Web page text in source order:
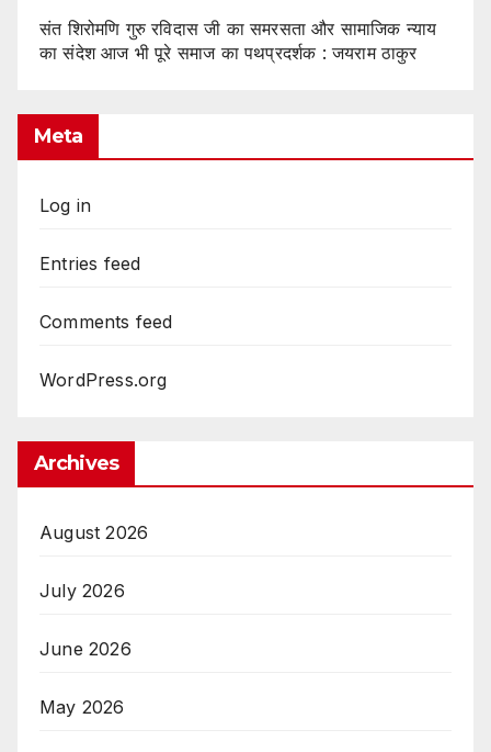
संत शिरोमणि गुरु रविदास जी का समरसता और सामाजिक न्याय
का संदेश आज भी पूरे समाज का पथप्रदर्शक : जयराम ठाकुर
Meta
Log in
Entries feed
Comments feed
WordPress.org
Archives
August 2026
July 2026
June 2026
May 2026